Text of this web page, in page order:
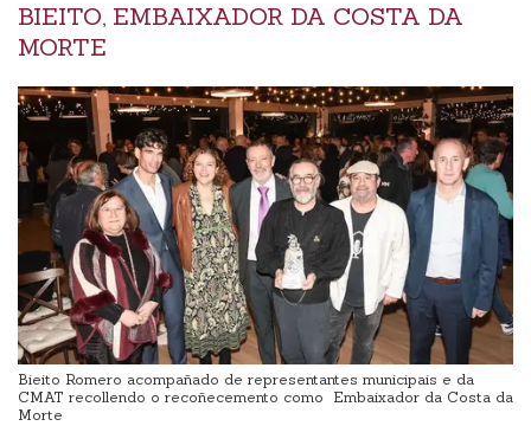
BIEITO, EMBAIXADOR DA COSTA DA
MORTE
Bieito Romero acompañado de representantes municipais e da
CMAT recollendo o recoñecemento como Embaixador da Costa da
Morte